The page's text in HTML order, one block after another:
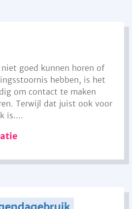
goed kunnen horen of
hebben, is het
om contact te maken
Terwijl dat juist ook voor
is....